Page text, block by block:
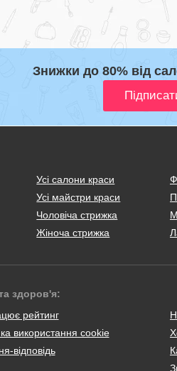
Знижки до 80% від
Усі салони краси
Усі майстри краси
Чоловіча стрижка
Жіноча стрижка
здоров'я:
рейтинг
використання cookie
відповідь